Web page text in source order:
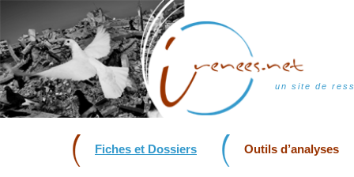
un site de
Fiches et Dossiers Outils d’analyses